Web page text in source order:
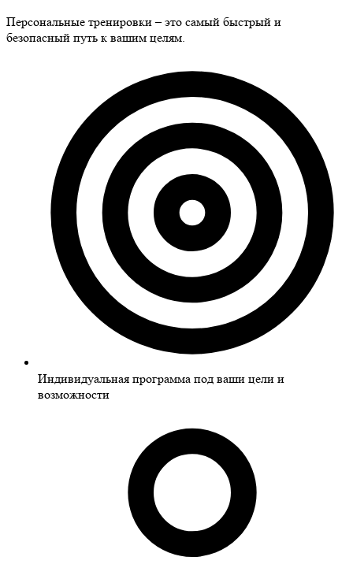
Персональные тренировки – это самый быстрый и
безопасный путь к вашим целям.
Индивидуальная программа под ваши цели и
возможности